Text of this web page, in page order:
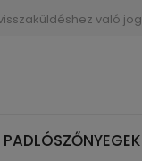
való jog
PADLÓSZŐNYEGEK